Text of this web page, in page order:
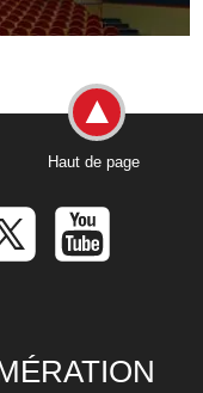
Haut de page